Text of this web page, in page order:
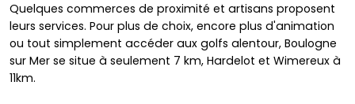
Quelques commerces de proximité et artisans proposent
leurs services. Pour plus de choix, encore plus d'animation
ou tout simplement accéder aux golfs alentour, Boulogne
sur Mer se situe à seulement 7 km, Hardelot et Wimereux à
11km.